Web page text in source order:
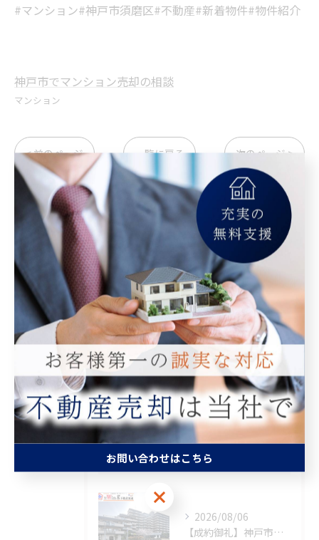
#マンション#神戸市須磨区#不動産#新着物件#物件紹介
神戸市でマンション売却の相談
マンション
< 前のページ 一覧に戻る 次のページ >
カテゴリー Categories
全てのカテゴリー
マンション
空き家
相続
査定
買取
最近の投稿 Recent Posts
2026/08/06
【成約御礼】神戸市須磨区
お問い合わせはこちら
お問い合わせはこちら